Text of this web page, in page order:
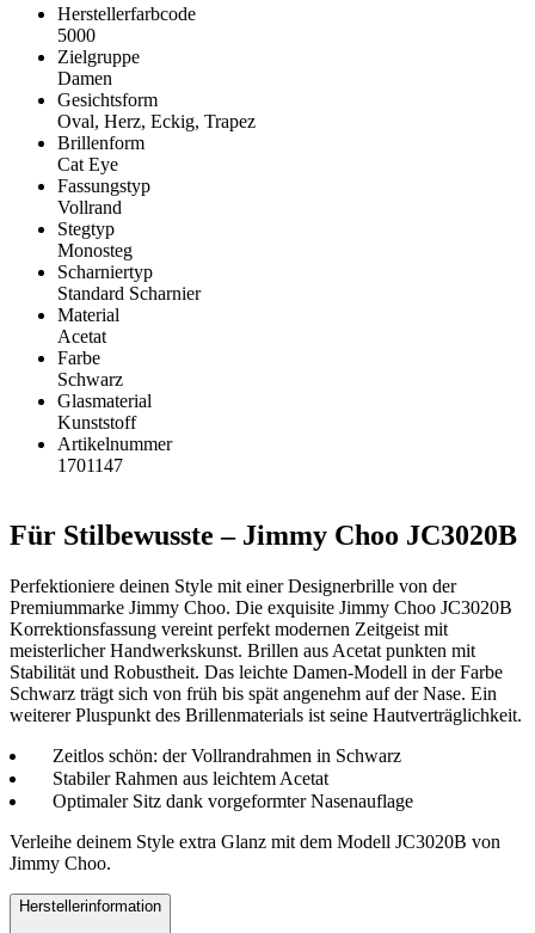
Herstellerfarbcode
5000
Zielgruppe
Damen
Gesichtsform
Oval, Herz, Eckig, Trapez
Brillenform
Cat Eye
Fassungstyp
Vollrand
Stegtyp
Monosteg
Scharniertyp
Standard Scharnier
Material
Acetat
Farbe
Schwarz
Glasmaterial
Kunststoff
Artikelnummer
1701147
Für Stilbewusste – Jimmy Choo JC3020B
Perfektioniere deinen Style mit einer Designerbrille von der
Premiummarke Jimmy Choo. Die exquisite Jimmy Choo JC3020B
Korrektionsfassung vereint perfekt modernen Zeitgeist mit
meisterlicher Handwerkskunst. Brillen aus Acetat punkten mit
Stabilität und Robustheit. Das leichte Damen-Modell in der Farbe
Schwarz trägt sich von früh bis spät angenehm auf der Nase. Ein
weiterer Pluspunkt des Brillenmaterials ist seine Hautverträglichkeit.
Zeitlos schön: der Vollrandrahmen in Schwarz
Stabiler Rahmen aus leichtem Acetat
Optimaler Sitz dank vorgeformter Nasenauflage
Verleihe deinem Style extra Glanz mit dem Modell JC3020B von
Jimmy Choo.
Herstellerinformation